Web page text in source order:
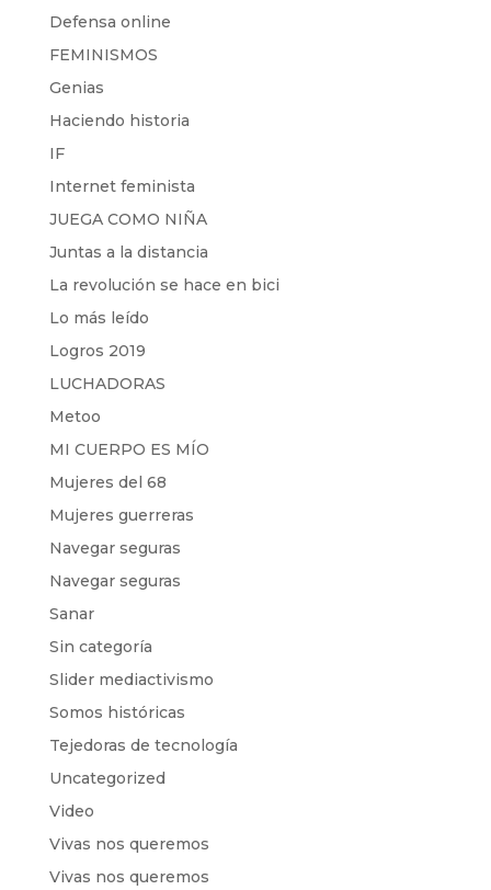
Defensa online
FEMINISMOS
Genias
Haciendo historia
IF
Internet feminista
JUEGA COMO NIÑA
Juntas a la distancia
La revolución se hace en bici
Lo más leído
Logros 2019
LUCHADORAS
Metoo
MI CUERPO ES MÍO
Mujeres del 68
Mujeres guerreras
Navegar seguras
Navegar seguras
Sanar
Sin categoría
Slider mediactivismo
Somos históricas
Tejedoras de tecnología
Uncategorized
Video
Vivas nos queremos
Vivas nos queremos